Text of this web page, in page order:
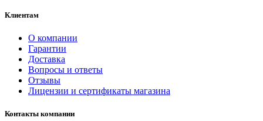
Клиентам
О компании
Гарантии
Доставка
Вопросы и ответы
Отзывы
Лицензии и сертификаты магазина
Контакты компании